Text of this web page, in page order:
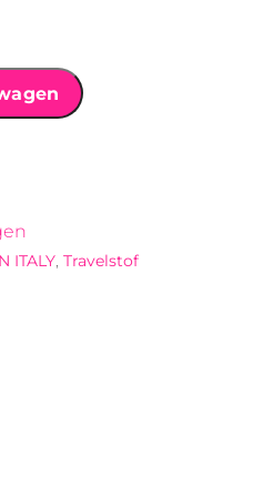
ITALY,Travelstof